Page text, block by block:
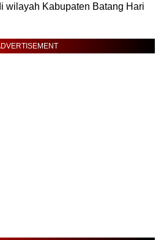
wilayah Kabupaten Batang Hari